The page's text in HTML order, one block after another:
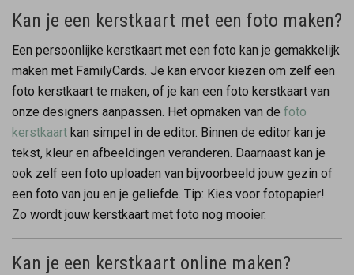
Kan je een kerstkaart met een foto maken?
Een persoonlijke kerstkaart met een foto kan je gemakkelijk
maken met FamilyCards. Je kan ervoor kiezen om zelf een
foto kerstkaart te maken, of je kan een foto kerstkaart van
onze designers aanpassen. Het opmaken van de foto
kerstkaart kan simpel in de editor. Binnen de editor kan je
tekst, kleur en afbeeldingen veranderen. Daarnaast kan je
ook zelf een foto uploaden van bijvoorbeeld jouw gezin of
een foto van jou en je geliefde. Tip: Kies voor fotopapier!
Zo wordt jouw kerstkaart met foto nog mooier.
Kan je een kerstkaart online maken?